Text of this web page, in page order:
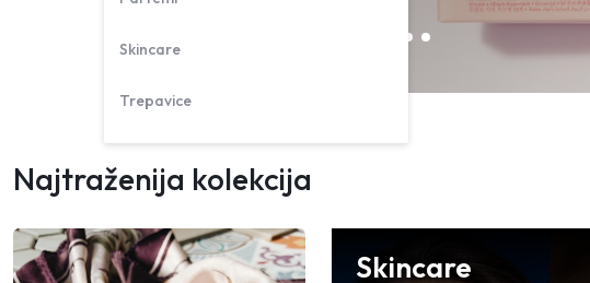
Skincare
Trepavice
Najtraženija kolekcija
Skincare